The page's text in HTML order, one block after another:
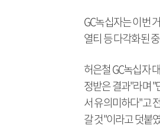
GC녹십자는 이번
열티 등 다각화된
허은철 GC녹십자
정받은 결과"라며
서 유의미하다"고
갈 것"이라고 덧붙